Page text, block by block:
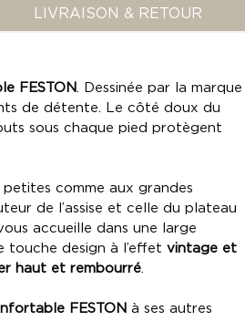
LIVRAISON & RETOUR
FESTON. Dessinée par la marque
de détente. Le côté doux du
sous chaque pied protègent
petites comme aux grandes
de l’assise et celle du plateau
accueille dans une large
touche design à l’effet vintage et
haut et rembourré.
FESTON à ses autres